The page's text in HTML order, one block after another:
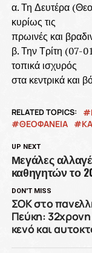
α. Τη Δευτέρα
κυρίως τις
πρωινές και
β. Την Τρίτη (07-
τοπικά ισχυρός
στα κεντρικά και
RELATED TOPICS:
ΘΕΟΦΑΝΕΙΑ
UP NEXT
Μεγάλες
καθηγητών το
DON'T MISS
ΣΟΚ στο
Πεύκη:
κενό και